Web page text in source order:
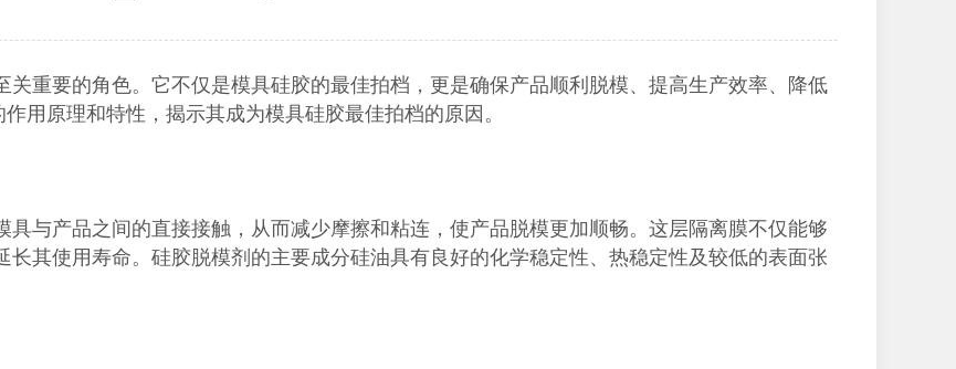
重要的角色。它不仅是模具硅胶的最佳拍档，更是确保产品顺利脱模、提高生产效率、降低
用原理和特性，揭示其成为模具硅胶最佳拍档的原因。
与产品之间的直接接触，从而减少摩擦和粘连，使产品脱模更加顺畅。这层隔离膜不仅能够
其使用寿命。硅胶脱模剂的主要成分硅油具有良好的化学稳定性、热稳定性及较低的表面张